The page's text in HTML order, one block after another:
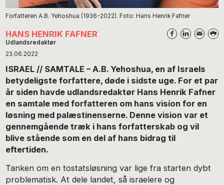
Forfatteren A.B. Yehoshua (1936-2022). Foto: Hans Henrik Fafner
HANS HENRIK FAFNER
Udlandsredaktør
23.06.2022
ISRAEL // SAMTALE – A.B. Yehoshua, en af Israels
betydeligste forfattere, døde i sidste uge. For et par
år siden havde udlandsredaktør Hans Henrik Fafner
en samtale med forfatteren om hans vision for en
løsning med palæstinenserne. Denne vision var et
gennemgående træk i hans forfatterskab og vil
blive stående som en del af hans bidrag til
eftertiden.
Tanken om en tostatsløsning var lige fra starten dybt
problematisk. At dele landet, så israelere og